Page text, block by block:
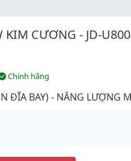
CƯƠNG - JD-
Chính hãng
ĐĨA BAY) - NĂNG LƯỢNG